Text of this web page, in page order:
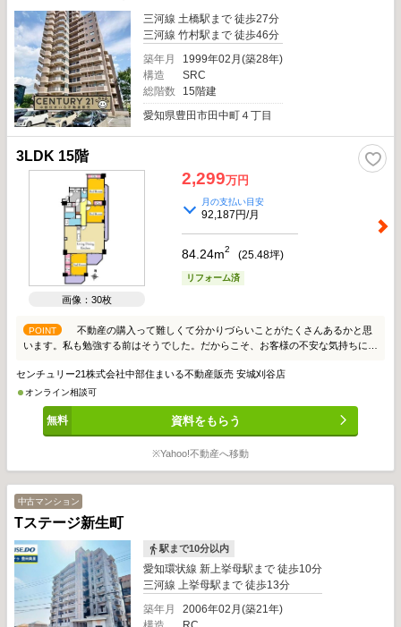
三河線 土橋駅まで 徒歩27分
三河線 竹村駅まで 徒歩46分
築年月
1999年02月(築28年)
構造
SRC
総階数
15階建
愛知県豊田市田中町４丁目
3LDK 15階
画像：30枚
2,299万円
月の支払い目安
92,187円/月
84.24m2 (25.48坪)
リフォーム済
POINT
不動産の購入って難しくて分かりづらいことがたくさんあるかと思
います。私も勉強する前はそうでした。だからこそ、お客様の不安な気持ちに寄
がら進めて行きましょう。 いちばん話しやすい いちばん分かりやすい いちばん
ワクワクする 不動産屋さん 中部住まいる不動産販売にお任せください
LIFEINFORMATION 豊田市立美山小学校 560m（徒歩約7分） 豊田市立逢妻中学
校 3090m（徒歩約39分） 豊田聖霊幼稚園 960m 美山こども園 1080m Felna田中
店 400m MEGAドン・キホーテUNY豊田元町店 2020m ヘルスバンク美山店
250m ファミリーマート美山店 400m 豊田美山郵便局 420m *～**～**～オススメ
ロスやクッションフロアは張替済みなので新しい空間へと生まれ変わっていま
す！ ●水回りなどリフォーム済みなので直ぐに新しい生活がスタートできます！
【周辺環境】 ■美山小学校まで徒歩約7分の立地。小さなお子様でも負担が少な
く安心 ■東名高速「豊田」ICにお車5分と交通アクセス良好！高速道路利用だけ
でなく高速バス乗り場もあり、名古屋や中部国際空港へのアクセスも良好 その
ほかにもオススメポイントがいっぱい！ぜひ、ご予約の上現地案内会へ来てくだ
さい！地元出身の周辺環境と建物施工に詳しい弊社中部住まいる不動産販売のエ
ージェントがご案内致します。 ～**～**～**～**～**～**～**～**～**～**～**～ ご
希望・ご予算に合わせたリフォーム、インテリアの提案もお任せください!! 不動
センチュリー21株式会社中部住まいる不動産販売 安城刈谷店
オンライン相談可
資料をもらう
※Yahoo!不動産へ移動
中古マンション
Tステージ新生町
駅まで10分以内
愛知環状線 新上挙母駅まで 徒歩10分
三河線 上挙母駅まで 徒歩13分
築年月
2006年02月(築21年)